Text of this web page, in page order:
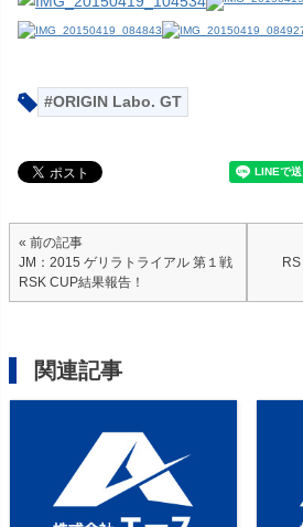
ORIGIN Labo. GT
« 前の記事
JM：2015 ゲリラトライアル 第１戦
RSK CUP結果報告！
関連記事